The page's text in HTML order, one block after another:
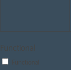
Functional
Functional